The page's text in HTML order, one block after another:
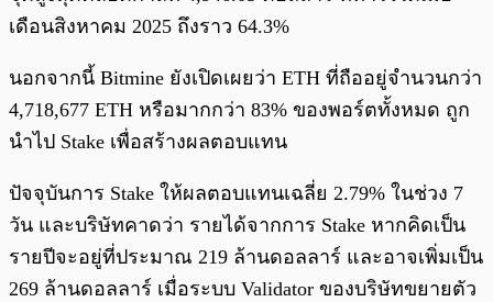
เดือนสิงหาคม 2025 ถึงราว 64.3%
นอกจากนี้ Bitmine ยังเปิดเผยว่า ETH ที่ถืออยู่จำนวนกว่า
4,718,677 ETH หรือมากกว่า 83% ของพอร์ตทั้งหมด ถูก
นำไป Stake เพื่อสร้างผลตอบแทน
ปัจจุบันการ Stake ให้ผลตอบแทนเฉลี่ย 2.79% ในช่วง 7
วัน และบริษัทคาดว่า รายได้จากการ Stake หากคิดเป็น
รายปีจะอยู่ที่ประมาณ 219 ล้านดอลลาร์ และอาจเพิ่มเป็น
269 ล้านดอลลาร์ เมื่อระบบ Validator ของบริษัทขยายตัว